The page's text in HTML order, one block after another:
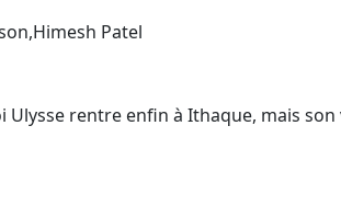
Patel
rentre enfin à Ithaque, mais